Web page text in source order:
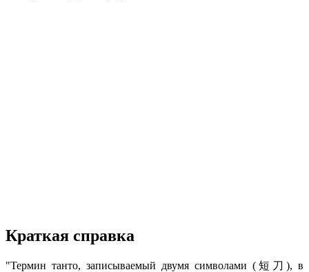
Краткая справка
"Термин танто, записываемый двумя символами (短刀), в